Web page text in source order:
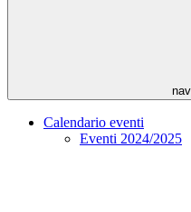
Calendario eventi
Eventi 2024/2025